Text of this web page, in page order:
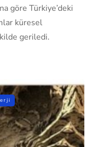
göre Türkiye’deki
küresel
geriledi.